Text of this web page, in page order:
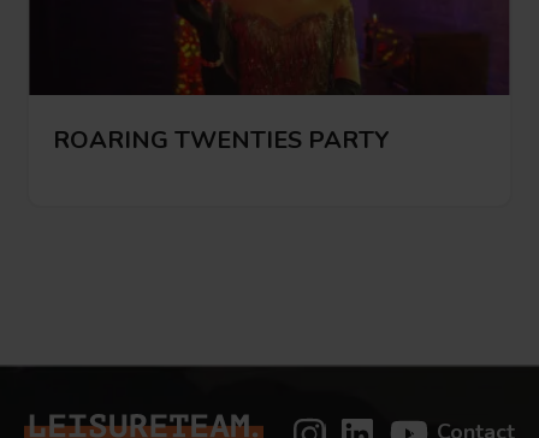
ROARING TWENTIES PARTY
Contact